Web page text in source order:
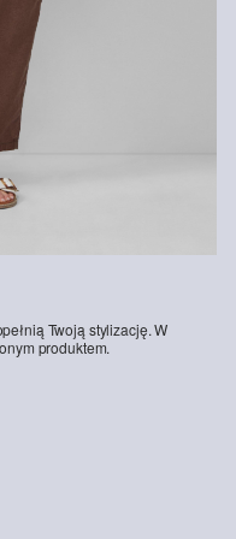
Twoją stylizację. W
produktem.